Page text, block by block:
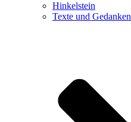
Hinkelstein
Texte und Gedanken